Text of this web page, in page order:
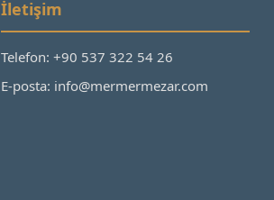
İletişim
Telefon: +90 537 322 54 26
E-posta: info@mermermezar.com